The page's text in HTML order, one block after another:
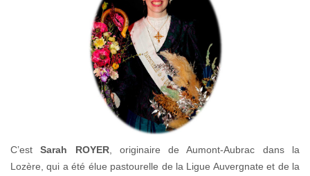
C’estSarah ROYER, originaire de Aumont-Aubrac dans la
Lozère, qui a été élue pastourelle de la Ligue Auvergnate et de la